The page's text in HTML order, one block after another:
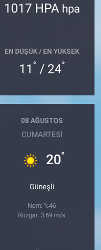
1017 HPA hpa
EN DÜŞÜK / EN YÜKSEK
11 ° / 24°
08 AĞUSTOS
CUMARTESI
20°
Güneşli
Nem: %46
Rüzgar: 3.69 m/s